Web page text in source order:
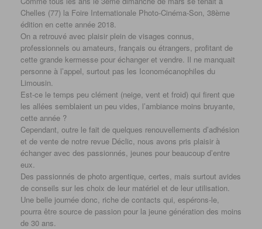
Chelles (77) la Foire Internationale Photo-Cinéma-Son, 38ème
édition en cette année 2018.
On a retrouvé avec plaisir plein de visages connus,
professionnels ou amateurs, français ou étrangers, profitant de
cette grande kermesse pour échanger et vendre. Il ne manquait
personne à l’appel, surtout pas les Iconomécanophiles du
Limousin.
Est-ce le temps peu clément (neige, vent et froid) qui firent que
les allées semblaient un peu vides, l’ambiance moins bruyante,
cette année ?
Cependant, outre le fait de quelques renouvellements d’adhésion
et de vente de notre revue Déclic, nous avons pris plaisir à
échanger avec des passionnés, jeunes pour beaucoup d’entre
eux.
Des passionnés de photo argentique, certes, mais surtout avides
de conseils sur les choix de leur matériel et de leur utilisation.
Une belle journée donc, riche de contacts qui, espérons-le,
pourra être source de passion pour la jeune génération des moins
de 30 ans.